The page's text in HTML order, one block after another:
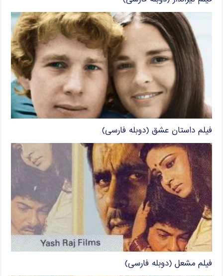
فیلم داستان عشق (دوبله فارسی)
فیلم مشعل (دوبله فارسی)